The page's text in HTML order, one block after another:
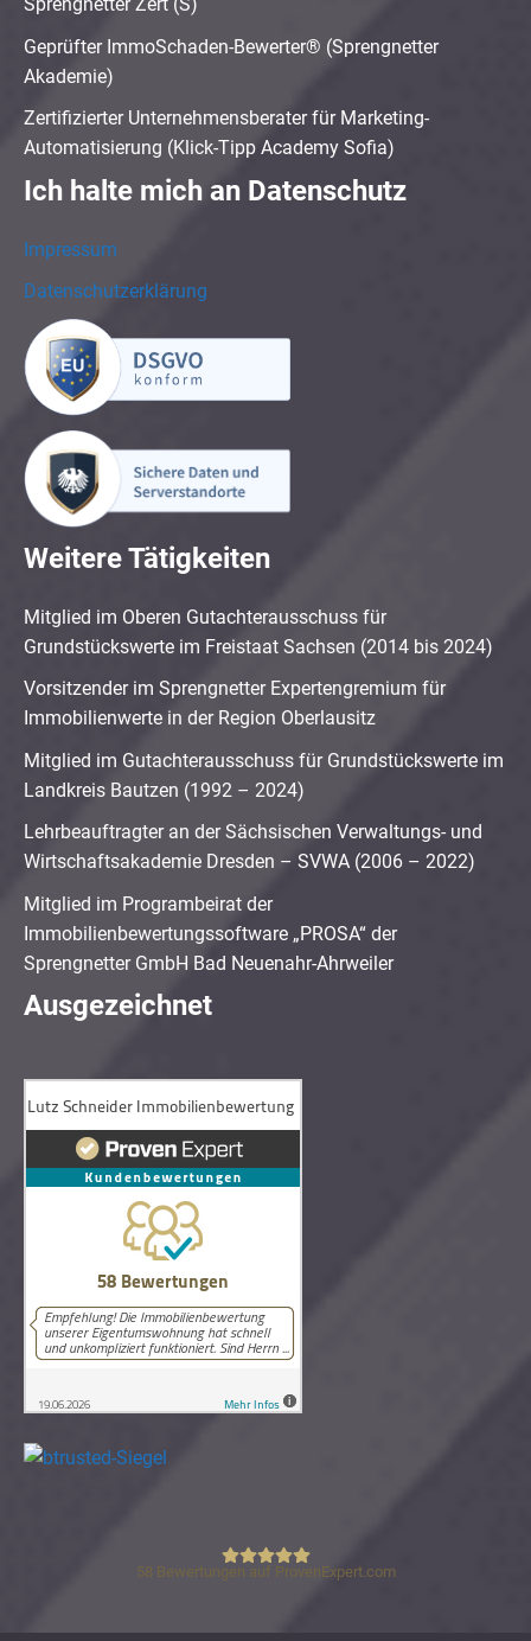
Sprengnetter Zert (S)
Geprüfter ImmoSchaden-Bewerter® (Sprengnetter
Akademie)
Zertifizierter Unternehmensberater für Marketing-
Automatisierung (Klick-Tipp Academy Sofia)
Ich halte mich an Datenschutz
Impressum
Datenschutzerklärung
Weitere Tätigkeiten
Mitglied im Oberen Gutachterausschuss für
Grundstückswerte im Freistaat Sachsen (2014 bis 2024)
Vorsitzender im Sprengnetter Expertengremium für
Immobilienwerte in der Region Oberlausitz
Mitglied im Gutachterausschuss für Grundstückswerte im
Landkreis Bautzen (1992 – 2024)
Lehrbeauftragter an der Sächsischen Verwaltungs- und
Wirtschaftsakademie Dresden – SVWA (2006 – 2022)
Mitglied im Programbeirat der
Immobilienbewertungssoftware „PROSA“ der
Sprengnetter GmbH Bad Neuenahr-Ahrweiler
Ausgezeichnet
Lutz Schneider Immobilienbewertung
58 Bewertungen auf ProvenExpert.com